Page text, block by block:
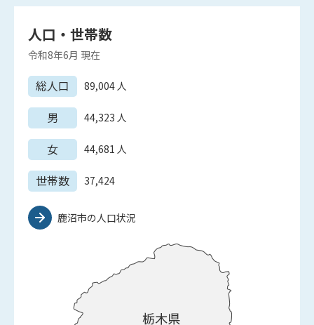
人口・世帯数
令和8年6月 現在
総人口 89,004人
男 44,323 人
女 44,681 人
世帯数 37,424
鹿沼市の人口状況